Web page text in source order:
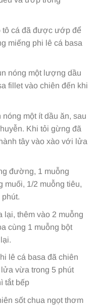
cá đã được ướp để
miếng phi lê cá basa
nóng một lượng dầu
fillet vào chiên đến khi
một ít dầu ăn, sau
Khi tỏi gừng đã
tây vào xào với lửa
đường, 1 muỗng
muối, 1/2 muỗng tiêu,
thêm vào 2 muỗng
cùng 1 muỗng bột
lê cá basa đã chiên
vừa trong 5 phút
tắt bếp
sốt chua ngọt thơm